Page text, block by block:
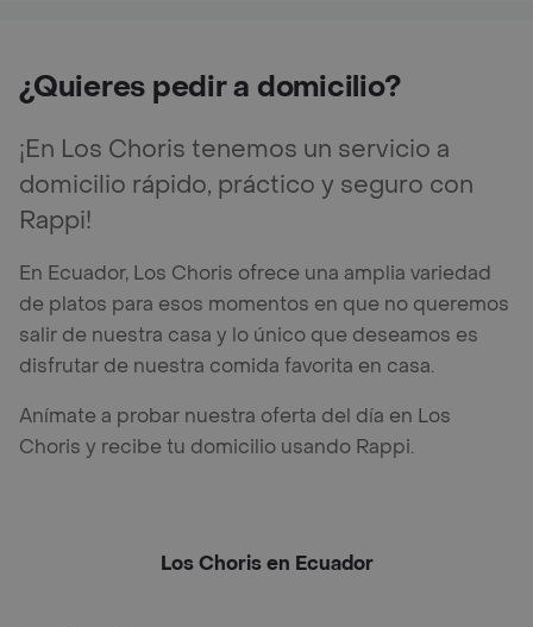
¿Quieres pedir a domicilio?
¡En Los Choris tenemos un servicio a
domicilio rápido, práctico y seguro con
Rappi!
En Ecuador, Los Choris ofrece una amplia variedad
de platos para esos momentos en que no queremos
salir de nuestra casa y lo único que deseamos es
disfrutar de nuestra comida favorita en casa.
Anímate a probar nuestra oferta del día en Los
Choris y recibe tu domicilio usando Rappi.
Los Choris en Ecuador